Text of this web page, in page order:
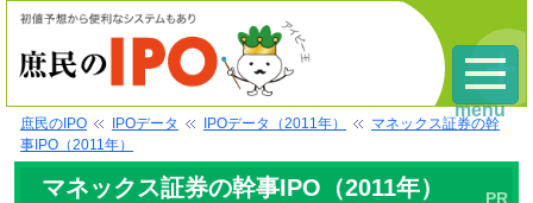
庶民のIPO IPOデータ IPOデータ（2011年）
マネックス証券の幹
事IPO（2011年）
マネックス証券の幹事IPO（2011年）
menu